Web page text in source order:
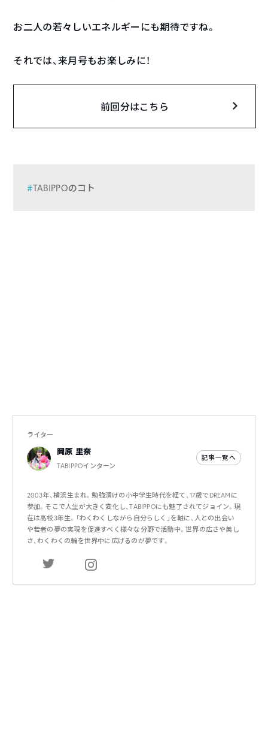
お二人の若々しいエネルギーにも期待ですね。
それでは、来月号もお楽しみに！
前回分はこちら
TABIPPOのコト
ライター
岡原 里奈
TABIPPOインターン
記事一覧へ
2003年、横浜生まれ。勉強漬けの小中学生時代を経て、17歳でDREAMに
参加。そこで人生が大きく変化し、TABIPPOにも魅了されてジョイン。現
在は高校3年生。「わくわくしながら自分らしく」を軸に、人との出会い
や若者の夢の実現を促進すべく様々な分野で活動中。世界の広さや美し
さ、わくわくの輪を世界中に広げるのが夢です。